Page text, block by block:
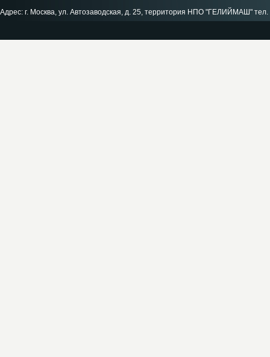
Адрес: г. Москва, ул. Автозаводская, д. 25, территория НПО "ГЕЛИЙМАШ"